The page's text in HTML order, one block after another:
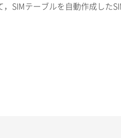
SIMテーブルを自動作成した